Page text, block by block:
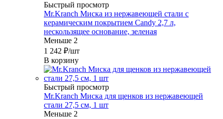
Быстрый просмотр
Mr.Kranch Миска из нержавеющей стали с
керамическим покрытием Candy 2,7 л,
нескользящее основание, зеленая
Меньше 2
1 242 ₽/шт
В корзину
Быстрый просмотр
Mr.Kranch Миска для щенков из нержавеющей
стали 27,5 см, 1 шт
Меньше 2